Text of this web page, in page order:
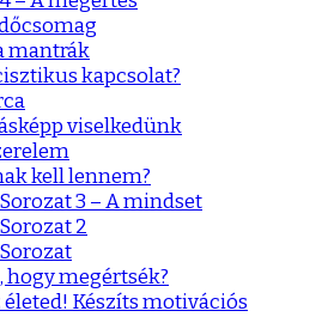
mantrák
kapcsolat?
viselkedünk
kell lennem?
3 – A mindset
2
hogy megértsék?
életed! Készíts motivációs